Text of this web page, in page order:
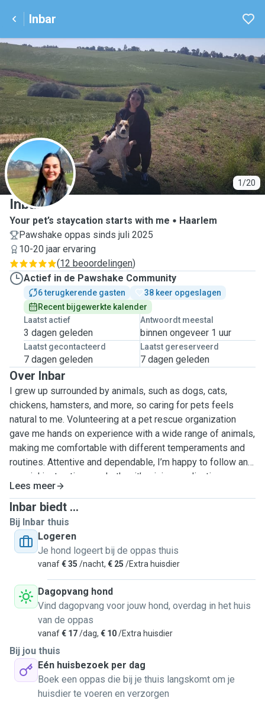
Inbar
1/20
I
Inbar
Your pet’s staycation starts with me
Haarlem
Pawshake oppas sinds juli 2025
10-20 jaar ervaring
(12 beoordelingen)
Actief in de Pawshake Community
6 terugkerende gasten
38 keer opgeslagen
Recent bijgewerkte kalender
Laatst actief
3 dagen geleden
Antwoordt meestal
binnen ongeveer 1 uur
Laatst gecontacteerd
7 dagen geleden
Laatst gereserveerd
7 dagen geleden
Over Inbar
I grew up surrounded by animals, such as dogs, cats,
chickens, hamsters, and more, so caring for pets feels
natural to me. Volunteering at a pet rescue organization
gave me hands on experience with a wide range of animals,
making me comfortable with different temperaments and
routines. Attentive and dependable, I’m happy to follow any
special instructions - whether it’s giving medication,
sticking to a walking schedule, or simply keeping your pet
company. I usually work from home, so your furry friends
won’t be left alone for long periods. My partner (also a pet
lover) and I live in a private house with a fully fenced
garden, perfect for safe outdoor play and relaxation. Since
moving to the Netherlands, I had to leave my beloved dog
whenever I can. Gentle, reliable, and engaged, I create a
safe and playful environment for every pet.
Lees meer
Inbar biedt ...
Bij Inbar thuis
Logeren
Je hond logeert bij de oppas thuis
vanaf€ 35 /nacht, € 25 /Extra huisdier
Dagopvang hond
Vind dagopvang voor jouw hond, overdag in het huis
van de oppas
vanaf€ 17/dag, € 10/Extra huisdier
Bij jou thuis
Eén huisbezoek per dag
Boek een oppas die bij je thuis langskomt om je
huisdier te voeren en verzorgen